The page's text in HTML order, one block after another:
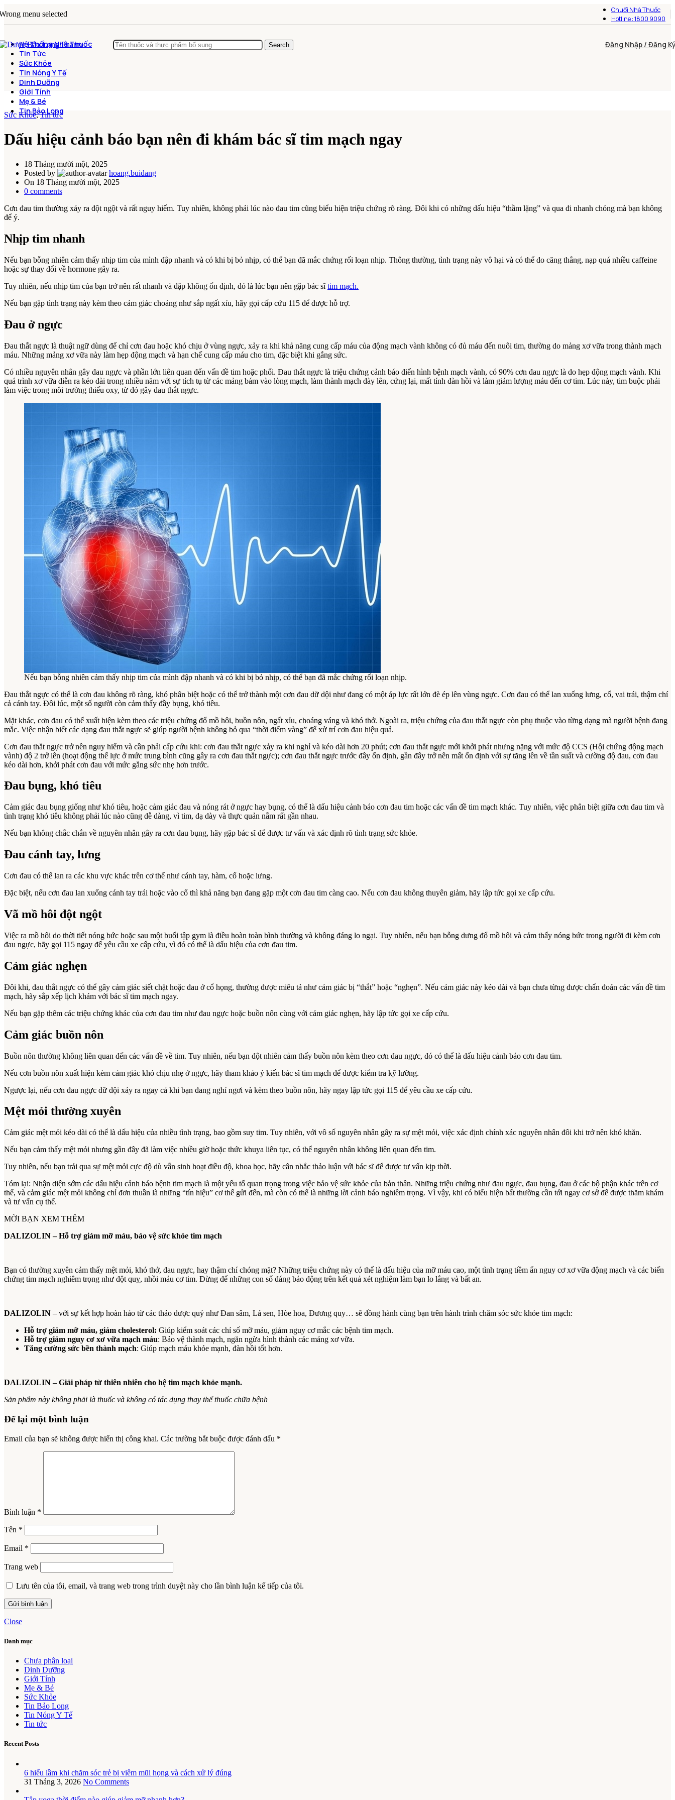
menu selected
Chuổi Nhà Thuốc
Hotline : 1800 9090
Search Đăng Nhập / Đăng
Hệ Thống Nhà Thuốc
Tin Tức
Sức Khỏe
Tin Nóng Y Tế
Dinh Dưỡng
Giới Tính
Mẹ & Bé
Tin Bảo Long
Sức Khỏe,Tin tức
Dấu hiệu cảnh báo bạn nên đi khám bác sĩ tim mạch ngay
18 Tháng mười một, 2025
Posted by
hoang.buidang
On 18 Tháng mười một, 2025
0 comments
Cơn đau tim thường xảy ra đột ngột và rất nguy hiểm. Tuy nhiên, không phải lúc nào đau tim cũng biểu hiện triệu chứng rõ ràng. Đôi khi có những dấu hiệu “thầm lặng” và qua đi nhanh chóng mà bạn không
để ý.
Nhịp tim nhanh
Nếu bạn bỗng nhiên cảm thấy nhịp tim của mình đập nhanh và có khi bị bỏ nhịp, có thể bạn đã mắc chứng rối loạn nhịp. Thông thường, tình trạng này vô hại và có thể do căng thẳng, nạp quá nhiều caffeine
hoặc sự thay đổi về hormone gây ra.
Tuy nhiên, nếu nhịp tim của bạn trở nên rất nhanh và đập không ổn định, đó là lúc bạn nên gặp bác sĩtim mạch.
Nếu bạn gặp tình trạng này kèm theo cảm giác choáng như sắp ngất xỉu, hãy gọi cấp cứu 115 để được hỗ trợ.
Đau ở ngực
Đau thắt ngực là thuật ngữ dùng để chỉ cơn đau hoặc khó chịu ở vùng ngực, xảy ra khi khả năng cung cấp máu của động mạch vành không có đủ máu đến nuôi tim, thường do mảng xơ vữa trong thành mạch
máu. Những mảng xơ vữa này làm hẹp động mạch và hạn chế cung cấp máu cho tim, đặc biệt khi gắng sức.
Có nhiều nguyên nhân gây đau ngực và phần lớn liên quan đến vấn đề tim hoặc phổi. Đau thắt ngực là triệu chứng cảnh báo điển hình bệnh mạch vành, có 90% cơn đau ngực là do hẹp động mạch vành. Khi
quá trình xơ vữa diễn ra kéo dài trong nhiều năm với sự tích tụ từ các mảng bám vào lòng mạch, làm thành mạch dày lên, cứng lại, mất tính đàn hồi và làm giảm lượng máu đến cơ tim. Lúc này, tim buộc phải
làm việc trong môi trường thiếu oxy, từ đó gây đau thắt ngực.
Nếu bạn bỗng nhiên cảm thấy nhịp tim của mình đập nhanh và có khi bị bỏ nhịp, có thể bạn đã mắc chứng rối loạn nhịp.
Đau thắt ngực có thể là cơn đau không rõ ràng, khó phân biệt hoặc có thể trở thành một cơn đau dữ dội như đang có một áp lực rất lớn đè ép lên vùng ngực. Cơn đau có thể lan xuống lưng, cổ, vai trái, thậm chí
cả cánh tay. Đôi lúc, một số người còn cảm thấy đầy bụng, khó tiêu.
Mặt khác, cơn đau có thể xuất hiện kèm theo các triệu chứng đổ mồ hôi, buồn nôn, ngất xỉu, choáng váng và khó thở. Ngoài ra, triệu chứng của đau thắt ngực còn phụ thuộc vào từng dạng mà người bệnh đang
mắc. Việc nhận biết các dạng đau thắt ngực sẽ giúp người bệnh không bỏ qua “thời điểm vàng” để xử trí cơn đau hiệu quả.
Cơn đau thắt ngực trở nên nguy hiểm và cần phải cấp cứu khi: cơn đau thắt ngực xảy ra khi nghỉ và kéo dài hơn 20 phút; cơn đau thắt ngực mới khởi phát nhưng nặng với mức độ CCS (Hội chứng động mạch
vành) độ 2 trở lên (hoạt động thể lực ở mức trung bình cũng gây ra cơn đau thắt ngực); cơn đau thắt ngực trước đây ổn định, gần đây trở nên mất ổn định với sự tăng lên về tần suất và cường độ đau, cơn đau
kéo dài hơn, khởi phát cơn đau với mức gắng sức nhẹ hơn trước.
Đau bụng, khó tiêu
Cảm giác đau bụng giống như khó tiêu, hoặc cảm giác đau và nóng rát ở ngực hay bụng, có thể là dấu hiệu cảnh báo cơn đau tim hoặc các vấn đề tim mạch khác. Tuy nhiên, việc phân biệt giữa cơn đau tim và
tình trạng khó tiêu không phải lúc nào cũng dễ dàng, vì tim, dạ dày và thực quản nằm rất gần nhau.
Nếu bạn không chắc chắn về nguyên nhân gây ra cơn đau bụng, hãy gặp bác sĩ để được tư vấn và xác định rõ tình trạng sức khỏe.
Đau cánh tay, lưng
Cơn đau có thể lan ra các khu vực khác trên cơ thể như cánh tay, hàm, cổ hoặc lưng.
Đặc biệt, nếu cơn đau lan xuống cánh tay trái hoặc vào cổ thì khả năng bạn đang gặp một cơn đau tim càng cao. Nếu cơn đau không thuyên giảm, hãy lập tức gọi xe cấp cứu.
Vã mồ hôi đột ngột
Việc ra mồ hôi do thời tiết nóng bức hoặc sau một buổi tập gym là điều hoàn toàn bình thường và không đáng lo ngại. Tuy nhiên, nếu bạn bỗng dưng đổ mồ hôi và cảm thấy nóng bức trong người đi kèm cơn
đau ngực, hãy gọi 115 ngay để yêu cầu xe cấp cứu, vì đó có thể là dấu hiệu của cơn đau tim.
Cảm giác nghẹn
Đôi khi, đau thắt ngực có thể gây cảm giác siết chặt hoặc đau ở cổ họng, thường được miêu tả như cảm giác bị “thắt” hoặc “nghẹn”. Nếu cảm giác này kéo dài và bạn chưa từng được chẩn đoán các vấn đề tim
mạch, hãy sắp xếp lịch khám với bác sĩ tim mạch ngay.
Nếu bạn gặp thêm các triệu chứng khác của cơn đau tim như đau ngực hoặc buồn nôn cùng với cảm giác nghẹn, hãy lập tức gọi xe cấp cứu.
Cảm giác buồn nôn
Buồn nôn thường không liên quan đến các vấn đề về tim. Tuy nhiên, nếu bạn đột nhiên cảm thấy buồn nôn kèm theo cơn đau ngực, đó có thể là dấu hiệu cảnh báo cơn đau tim.
Nếu cơn buồn nôn xuất hiện kèm cảm giác khó chịu nhẹ ở ngực, hãy tham khảo ý kiến bác sĩ tim mạch để được kiểm tra kỹ lưỡng.
Ngược lại, nếu cơn đau ngực dữ dội xảy ra ngay cả khi bạn đang nghỉ ngơi và kèm theo buồn nôn, hãy ngay lập tức gọi 115 để yêu cầu xe cấp cứu.
Mệt mỏi thường xuyên
Cảm giác mệt mỏi kéo dài có thể là dấu hiệu của nhiều tình trạng, bao gồm suy tim. Tuy nhiên, với vô số nguyên nhân gây ra sự mệt mỏi, việc xác định chính xác nguyên nhân đôi khi trở nên khó khăn.
Nếu bạn cảm thấy mệt mỏi nhưng gần đây đã làm việc nhiều giờ hoặc thức khuya liên tục, có thể nguyên nhân không liên quan đến tim.
Tuy nhiên, nếu bạn trải qua sự mệt mỏi cực độ dù vẫn sinh hoạt điều độ, khoa học, hãy cân nhắc thảo luận với bác sĩ để được tư vấn kịp thời.
Tóm lại: Nhận diện sớm các dấu hiệu cảnh báo bệnh tim mạch là một yếu tố quan trọng trong việc bảo vệ sức khỏe của bản thân. Những triệu chứng như đau ngực, đau bụng, đau ở các bộ phận khác trên cơ
thể, và cảm giác mệt mỏi không chỉ đơn thuần là những “tín hiệu” cơ thể gửi đến, mà còn có thể là những lời cảnh báo nghiêm trọng. Vì vậy, khi có biểu hiện bất thường cần tới ngay cơ sở để được thăm khám
và tư vấn cụ thể.
MỜI BẠN XEM THÊM
DALIZOLIN – Hỗ trợ giảm mỡ máu, bảo vệ sức khỏe tim mạch
Bạn có thường xuyên cảm thấy mệt mỏi, khó thở, đau ngực, hay thậm chí chóng mặt? Những triệu chứng này có thể là dấu hiệu của mỡ máu cao, một tình trạng tiềm ẩn nguy cơ xơ vữa động mạch và các biến
chứng tim mạch nghiêm trọng như đột quỵ, nhồi máu cơ tim. Đừng để những con số đáng báo động trên kết quả xét nghiệm làm bạn lo lắng và bất an.
DALIZOLIN – với sự kết hợp hoàn hảo từ các thảo dược quý như Đan sâm, Lá sen, Hòe hoa, Đương quy… sẽ đồng hành cùng bạn trên hành trình chăm sóc sức khỏe tim mạch:
Hỗ trợ giảm mỡ máu, giảm cholesterol: Giúp kiểm soát các chỉ số mỡ máu, giảm nguy cơ mắc các bệnh tim mạch.
Hỗ trợ giảm nguy cơ xơ vữa mạch máu: Bảo vệ thành mạch, ngăn ngừa hình thành các mảng xơ vữa.
Tăng cường sức bền thành mạch: Giúp mạch máu khỏe mạnh, đàn hồi tốt hơn.
DALIZOLIN – Giải pháp từ thiên nhiên cho hệ tim mạch khỏe mạnh.
Sản phẩm này không phải là thuốc và không có tác dụng thay thế thuốc chữa bệnh
Để lại một bình luận
Email của bạn sẽ không được hiển thị công khai. Các trường bắt buộc được đánh dấu *
Bình luận *
Tên *
Email *
Trang web
Lưu tên của tôi, email, và trang web trong trình duyệt này cho lần bình luận kế tiếp của tôi.
Close
Danh mục
Chưa phân loại
Dinh Dưỡng
Giới Tính
Mẹ & Bé
Sức Khỏe
Tin Bảo Long
Tin Nóng Y Tế
Tin tức
Recent Posts
6 hiểu lầm khi chăm sóc trẻ bị viêm mũi họng và cách xử lý đúng
31 Tháng 3, 2026 No Comments